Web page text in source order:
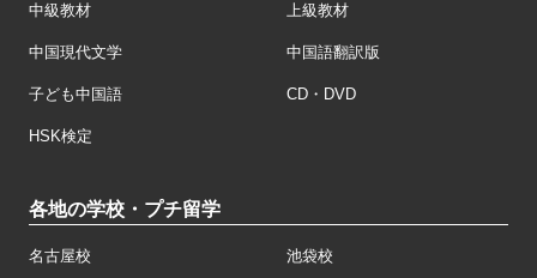
中級教材 上級教材
中国現代文学 中国語翻訳版
子ども中国語 CD・DVD
HSK検定
各地の学校・プチ留学
名古屋校 池袋校